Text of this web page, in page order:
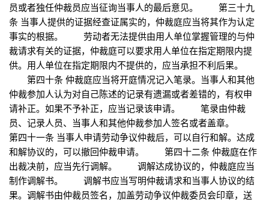
员或者独任仲裁员应当征询当事人的最后意见。 第三十九
条 当事人提供的证据经查证属实的，仲裁庭应当将其作为认定
事实的根据。 劳动者无法提供由用人单位掌握管理的与仲
裁请求有关的证据，仲裁庭可以要求用人单位在指定期限内提
供。用人单位在指定期限内不提供的，应当承担不利后果。
第四十条 仲裁庭应当将开庭情况记入笔录。当事人和其他
仲裁参加人认为对自己陈述的记录有遗漏或者差错的，有权申
请补正。如果不予补正，应当记录该申请。 笔录由仲裁
员、记录人员、当事人和其他仲裁参加人签名或者盖章。
第四十一条 当事人申请劳动争议仲裁后，可以自行和解。达成
和解协议的，可以撤回仲裁申请。 第四十二条 仲裁庭在作
出裁决前，应当先行调解。 调解达成协议的，仲裁庭应当
制作调解书。 调解书应当写明仲裁请求和当事人协议的结
果。调解书由仲裁员签名，加盖劳动争议仲裁委员会印章，送